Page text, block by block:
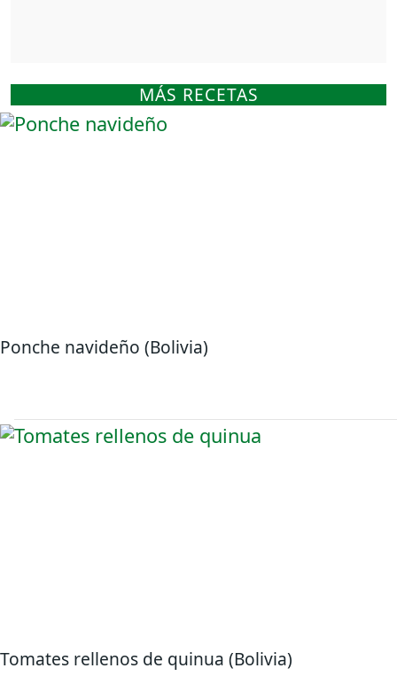
MÁS RECETAS
Ponche navideño (Bolivia)
Tomates rellenos de quinua (Bolivia)